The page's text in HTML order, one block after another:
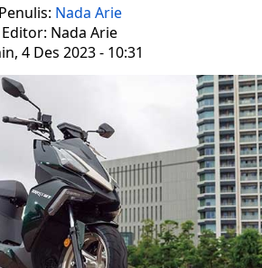
Penulis: Nada Arie
Editor: Nada Arie
4 Des 2023 - 10:31